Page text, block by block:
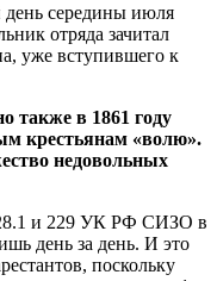
середины июля
отряда зачитал
уже вступившего к
также в 1861 году
крестьянам «волю».
недовольных
и 229 УК РФ СИЗО в
день за день. И это
поскольку